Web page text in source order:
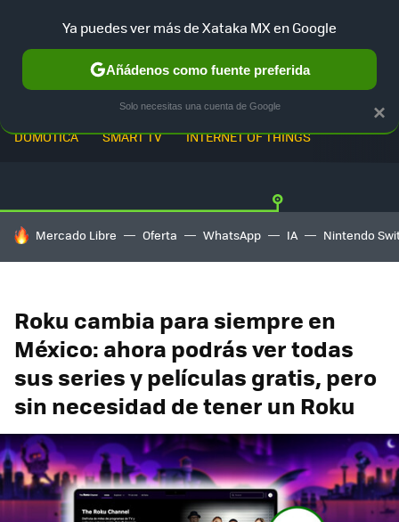
DOMÓTICA SMART TV INTERNET OF THINGS
HOY SE HABLA DE
Mercado Libre Oferta WhatsApp IA Nintendo
Roku cambia para siempre en
México: ahora podrás ver todas
sus series y películas gratis, pero
sin necesidad de tener un Roku
×
Ya puedes ver más de Xataka MX en Google
Añádenos como fuente preferida
Solo necesitas una cuenta de Google